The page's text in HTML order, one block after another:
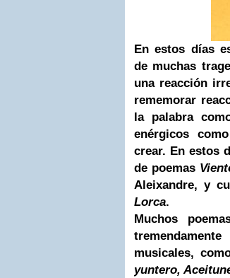
En estos días
de muchas
una reacción
rememorar
la palabra
enérgicos
crear. En estos
de poemas
Aleixandre, y
Lorca.
Muchos
musicales,
yuntero,